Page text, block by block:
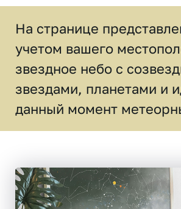
На странице
учетом вашего
звездное небо c
звездами, планетами и
данный момент